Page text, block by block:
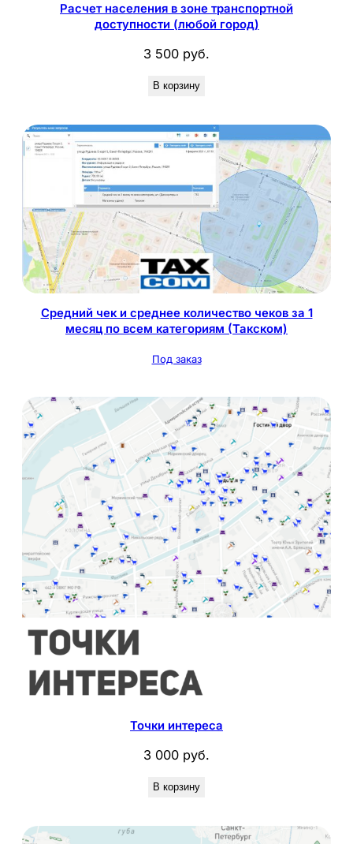
Расчет населения в зоне транспортной
доступности (любой город)
3 500 руб.
В корзину
Средний чек и среднее количество чеков за 1
месяц по всем категориям (Такском)
Под заказ
Точки интереса
3 000 руб.
В корзину